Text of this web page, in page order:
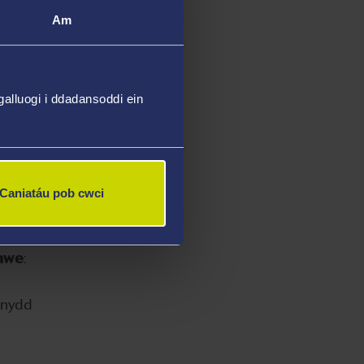
Am
i ddadansoddi ein
Caniatáu pob cwci
yn
: